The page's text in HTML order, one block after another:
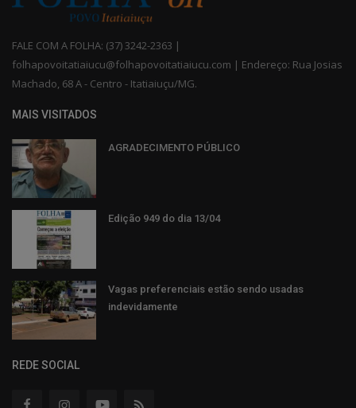
FALE COM A FOLHA: (37) 3242-2363 |
folhapovoitatiaiucu@folhapovoitatiaiucu.com | Endereço: Rua Josias
Machado, 68 A - Centro - Itatiaiuçu/MG.
MAIS VISITADOS
AGRADECIMENTO PÚBLICO
Edição 949 do dia 13/04
Vagas preferenciais estão sendo usadas
indevidamente
REDE SOCIAL